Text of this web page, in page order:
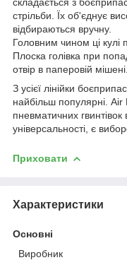
стрільби. Їх об'єднує
відбираються вручну.
Головним чином ці кулі
Плоска голівка при
отвір в паперовій мішені.
З усієї лінійки
найбільш популярні.
пневматичних гвинтівок
універсальності, є
Приховати
Характеристики
Основні
Виробник